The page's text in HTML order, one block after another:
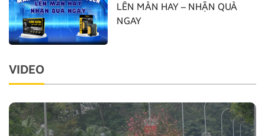
LÊN MÀN HAY – NHẬN QUÀ
NGAY
VIDEO